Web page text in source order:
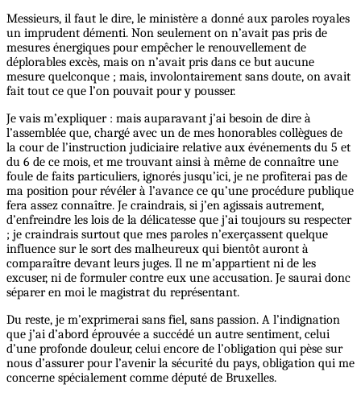
Messieurs, il faut le dire, le ministère a donné aux paroles royales
un imprudent démenti. Non seulement on n’avait pas pris de
mesures énergiques pour empêcher le renouvellement de
déplorables excès, mais on n’avait pris dans ce but aucune
mesure quelconque ; mais, involontairement sans doute, on avait
fait tout ce que l’on pouvait pour y pousser.
Je vais m’expliquer : mais auparavant j’ai besoin de dire à
l’assemblée que, chargé avec un de mes honorables collègues de
la cour de l’instruction judiciaire relative aux événements du 5 et
du 6 de ce mois, et me trouvant ainsi à même de connaître une
foule de faits particuliers, ignorés jusqu’ici, je ne profiterai pas de
ma position pour révéler à l’avance ce qu’une procédure publique
fera assez connaître. Je craindrais, si j’en agissais autrement,
d’enfreindre les lois de la délicatesse que j’ai toujours su respecter
; je craindrais surtout que mes paroles n’exerçassent quelque
influence sur le sort des malheureux qui bientôt auront à
comparaître devant leurs juges. Il ne m’appartient ni de les
excuser, ni de formuler contre eux une accusation. Je saurai donc
séparer en moi le magistrat du représentant.
Du reste, je m’exprimerai sans fiel, sans passion. A l’indignation
que j’ai d’abord éprouvée a succédé un autre sentiment, celui
d’une profonde douleur, celui encore de l’obligation qui pèse sur
nous d’assurer pour l’avenir la sécurité du pays, obligation qui me
concerne spécialement comme député de Bruxelles.